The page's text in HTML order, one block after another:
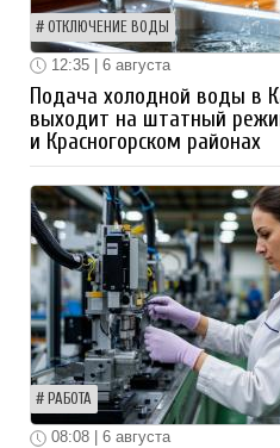
ОТКЛЮЧЕНИЕ ВОДЫ
12:35 | 6 августа
Подача холодной воды в
выходит на штатный
и Красногорском районах
РАБОТА
08:08 | 6 августа